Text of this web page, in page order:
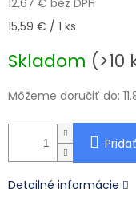
12,67 € bez DPH
Jednotková cena:
15,59 € / 1 ks
Skladom (>10
Môžeme doručiť do:
Detailné informácie